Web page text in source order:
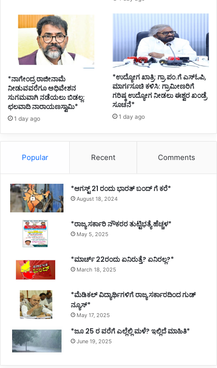
*ನಾಗೇಂದ್ರ ರಾಜೀನಾಮೆ
ನೀಡುವವರೆಗೂ ಅಧಿವೇಶನ
ಸುಗಮವಾಗಿ ನಡೆಯಲು ಬಿಡಲ್ಲ:
ಛಲವಾದಿ ನಾರಾಯಣಸ್ವಾಮಿ*
1 day ago
*ಉದ್ಯೋಗ ಖಾತ್ರಿ: ಗ್ರಾ.ಪಂ.ಗೆ ಎಸ್ಓಪಿ,
ಮಾರ್ಗಸೂಚಿ ಕಳಿಸಿ: ಗ್ರಾಮೀಣರಿಗೆ
ಗರಿಷ್ಠ ಉದ್ಯೋಗ ನೀಡಲು ಈಶ್ವರ ಖಂಡ್ರೆ
ಸೂಚನೆ*
1 day ago
Popular Recent Comments
*ಆಗಸ್ಟ್ 21 ರಂದು ಭಾರತ್‌ ಬಂದ್‌ ಗೆ ಕರೆ*
August 18, 2024
*ರಾಜ್ಯ ಸರ್ಕಾರಿ ನೌಕರರ ತುಟ್ಟಿಭತ್ಯೆ ಹೆಚ್ಚಳ*
May 5, 2025
*ಮಾರ್ಚ್ 22ರಂದು ಏನಿರುತ್ತೆ? ಏನಿರಲ್ಲ?*
March 18, 2025
*ಮೆಡಿಕಲ್ ವಿದ್ಯಾರ್ಥಿಗಳಿಗೆ ರಾಜ್ಯ ಸರ್ಕಾರದಿಂದ ಗುಡ್
ನ್ಯೂಸ್*
May 17, 2025
*ಜೂ 25 ರ ವರೆಗೆ ಎಲ್ಲೆಲ್ಲಿ ಮಳೆ? ಇಲ್ಲಿದೆ ಮಾಹಿತಿ*
June 19, 2025